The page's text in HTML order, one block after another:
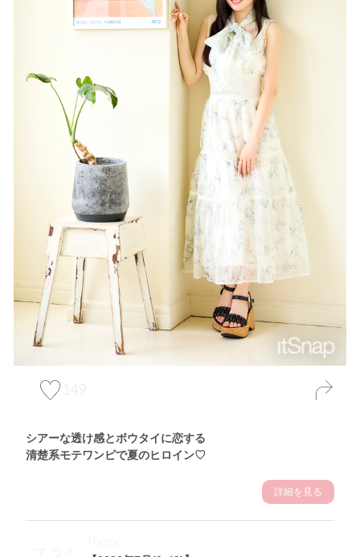
149
シアーな透け感とボウタイに恋する
清楚系モテワンピで夏のヒロイン♡
詳細を見る
Theme